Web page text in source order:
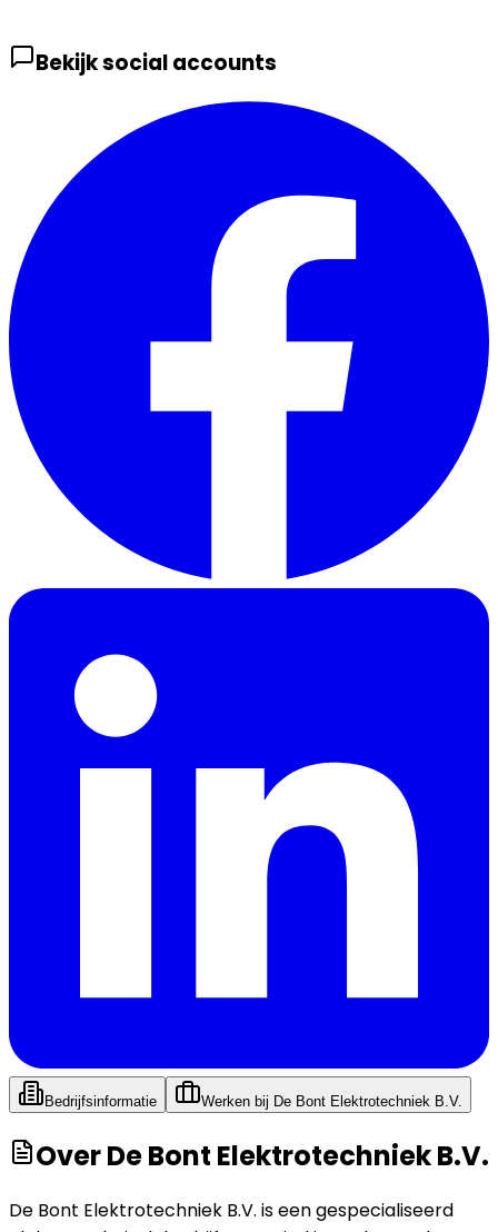
Bekijk social accounts
Bedrijfsinformatie Werken bij De Bont Elektrotechniek B.V.
OverDe Bont Elektrotechniek B.V.
De Bont Elektrotechniek B.V. is een gespecialiseerd